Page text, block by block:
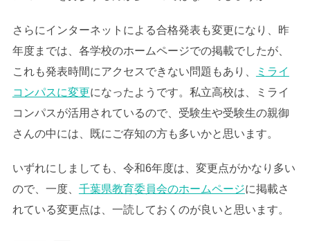
さらにインターネットによる合格発表も変更になり、昨
年度までは、各学校のホームページでの掲載でしたが、
これも発表時間にアクセスできない問題もあり、
ミライ
コンパスに変更になったようです。私立高校は、ミライ
コンパスが活用されているので、受験生や受験生の親御
さんの中には、既にご存知の方も多いかと思います。
いずれにしましても、令和6年度は、変更点がかなり多い
ので、一度、 千葉県教育委員会のホームページに掲載さ
れている変更点は、一読しておくのが良いと思います。